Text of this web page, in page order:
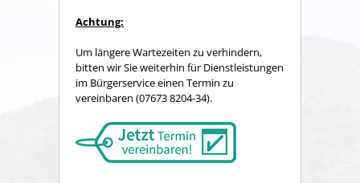
Achtung:
Um längere Wartezeiten zu verhindern,
bitten wir Sie weiterhin für Dienstleistungen
im Bürgerservice einen Termin zu
vereinbaren (07673 8204-34).